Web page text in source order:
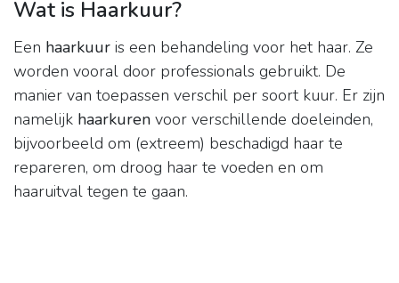
Wat is Haarkuur?
Een haarkuur is een behandeling voor het haar. Ze
worden vooral door professionals gebruikt. De
manier van toepassen verschil per soort kuur. Er zijn
namelijk haarkuren voor verschillende doeleinden,
bijvoorbeeld om (extreem) beschadigd haar te
repareren, om droog haar te voeden en om
haaruitval tegen te gaan.